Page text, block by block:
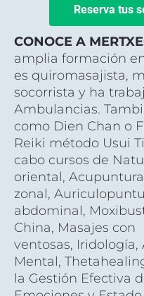
Reserva tus
CONOCE A
amplia formación
es quiromasajista, m
socorrista y ha t
Ambulancias.
como Dien Chan o
Reiki método Usui
cabo cursos de
oriental, Acupuntura
zonal,
abdominal,
China, Masajes con
ventosas, Iridología,
Mental,
la Gestión Efectiva